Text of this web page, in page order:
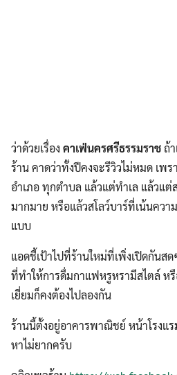
ว่าด้วยเรื่อง คาเฟ่นครศรีธรรมราชถ้
ร้าน คาดว่าทั้งปีคงจะรีวิวไม่หมด เ
อำเภอ ทุกตำบล แล้วแต่ทำเล แล้วแต่
มากมาย หรือแล้วสโลว์บาร์ที่เน้นควา
แบบ
แอดชี้เป้าไปที่ร้านใหม่ที่เพิ่งเปิดกันส
ที่ทำให้การดื่มกาแฟหรูหรามีสไตล์ ห
เยี่ยมก็คงต้องไปลองกัน
ร้านนี้ตั้งอยู่อาคารพาณิชย์ หน้าโรงแร
หาไม่ยากครับ